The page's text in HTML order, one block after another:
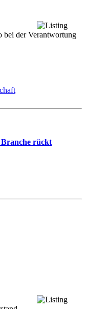
bei der Verantwortung
rückt